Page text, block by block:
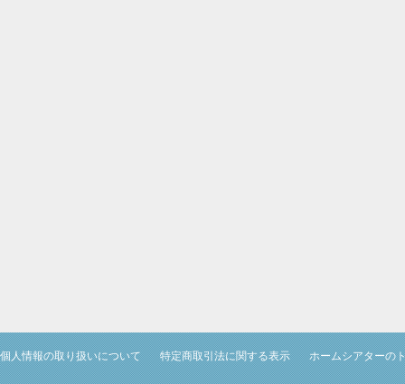
個人情報の取り扱いについて 特定商取引法に関する表示 ホームシアターの